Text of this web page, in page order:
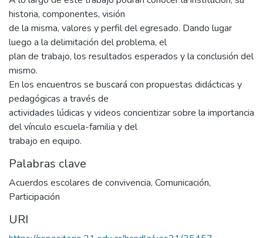
historia, componentes, visión
de la misma, valores y perfil del egresado. Dando lugar
luego a la delimitación del problema, el
plan de trabajo, los resultados esperados y la conclusión del
mismo.
En los encuentros se buscará con propuestas didácticas y
pedagógicas a través de
actividades lúdicas y videos concientizar sobre la importancia
del vínculo escuela-familia y del
trabajo en equipo.
Palabras clave
Acuerdos escolares de convivencia, Comunicación,
Participación
URI